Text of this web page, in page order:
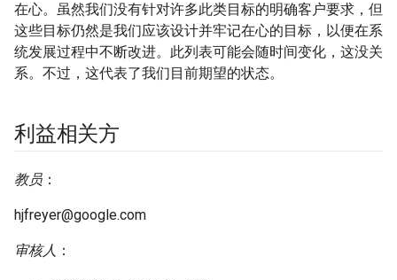
在心。虽然我们没有针对许多此类目标的明确客户要求，但
这些目标仍然是我们应该设计并牢记在心的目标，以便在系
统发展过程中不断改进。此列表可能会随时间变化，这没关
系。不过，这代表了我们目前期望的状态。
利益相关方
教员 ：
hjfreyer@google.com
审核人 ：